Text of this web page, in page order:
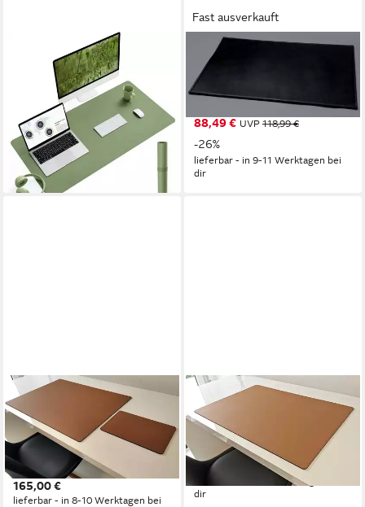
LUXUSKOLLEKTION
Schreibtischunterlage
Schreibtischunterlage
Leder/Wildleder Olivgrün
90x43cm
44,95 €
lieferbar - in 5-6 Werktagen bei dir
Fast ausverkauft
ALASSIO®
Schreibtischunterlage
Schreibunterlage Leder
65x45cm schwarz
88,49 € UVP 118,99 €
-26%
lieferbar - in 9-11 Werktagen bei
dir
PROFI MATS
Schreibtischunterlage PM
Schreibtischunterlage mit
Mauspad Echt Leder 70 x 50
Beige
165,00 €
lieferbar - in 8-10 Werktagen bei
PROFI MATS
Schreibtischunterlage PM
Schreibtischunterlage Echt
Leder 90 x 50 Beige
170,00 €
lieferbar - in 8-10 Werktagen bei
dir